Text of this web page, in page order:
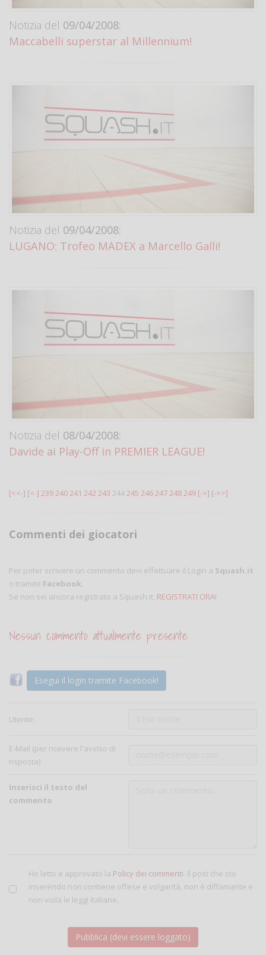
Notizia del 09/04/2008:
Maccabelli superstar al Millennium!
Notizia del 09/04/2008:
LUGANO: Trofeo MADEX a Marcello Galli!
Notizia del 08/04/2008:
Davide ai Play-Off in PREMIER LEAGUE!
[<<-] [<-] 239240241 242 243 244245 246247248249 [->] [->>]
Commenti dei giocatori
Per poter scrivere un commento devi effettuare il Login a Squash.it
o tramite Facebook.
Se non sei ancora registrato a Squash.it, REGISTRATI ORA!
Nessun commento attualmente presente
Esegui il login tramite Facebook!
Utente:
E-Mail (per ricevere l'avviso di
risposta)
Inserisci il testo del
commento
Ho letto e approvato la Policy dei commenti. Il post che sto
inserendo non contiene offese e volgarità, non è diffamante e
non viola le leggi italiane.